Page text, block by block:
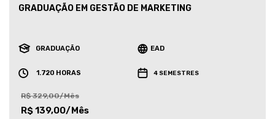
GRADUAÇÃO EM GESTÃO DE MARKETING
GRADUAÇÃO EAD
1.720 HORAS 4 SEMESTRES
R$ 329,00/Mês
R$ 139,00/Mês